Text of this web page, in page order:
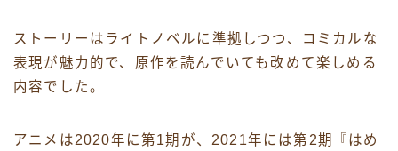
ストーリーはライトノベルに準拠しつつ、コミカルな
表現が魅力的で、原作を読んでいても改めて楽しめる
内容でした。
アニメは2020年に第1期が、2021年には第2期『はめ